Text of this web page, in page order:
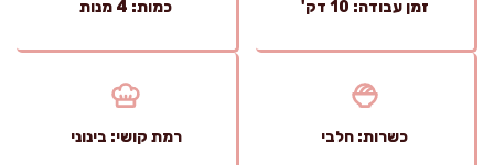
זמן עבודה: 10 דק' כמות: 4 מנות
כשרות: חלבי רמת קושי: בינוני